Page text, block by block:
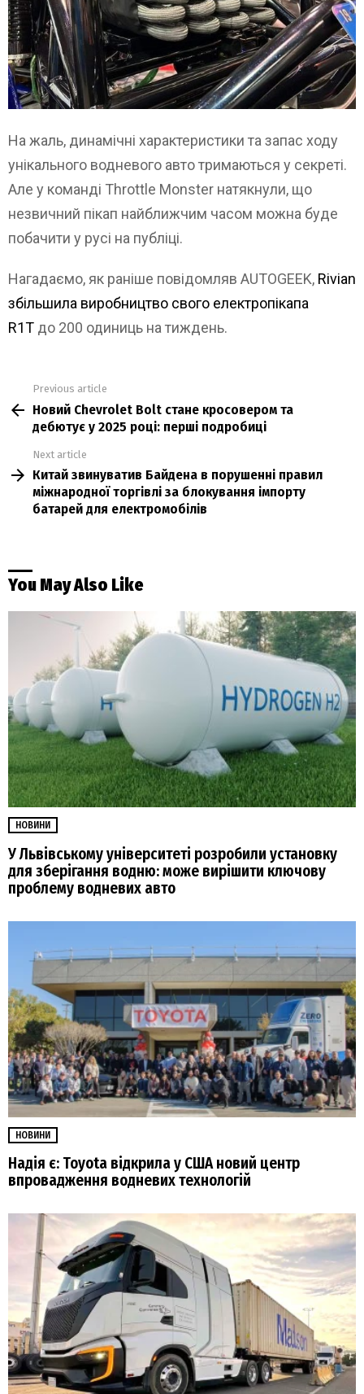
На жаль, динамічні характеристики та запас ходу
унікального водневого авто тримаються у секреті.
Але у команді Throttle Monster натякнули, що
незвичний пікап найближчим часом можна буде
побачити у русі на публіці.
Нагадаємо, як раніше повідомляв AUTOGEEK, Rivian
збільшила виробництво свого електропікапа
R1T до 200 одиниць на тиждень.
more
Previous article
Новий Chevrolet Bolt стане кросовером та
дебютує у 2025 році: перші подробиці
Next article
Китай звинуватив Байдена в порушенні правил
міжнародної торгівлі за блокування імпорту
батарей для електромобілів
You May Also Like
НОВИНИ
У Львівському університеті розробили установку
для зберігання водню: може вирішити ключову
проблему водневих авто
НОВИНИ
Надія є: Toyota відкрила у США новий центр
впровадження водневих технологій